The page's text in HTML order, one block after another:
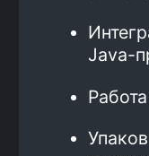
Больше отзывов